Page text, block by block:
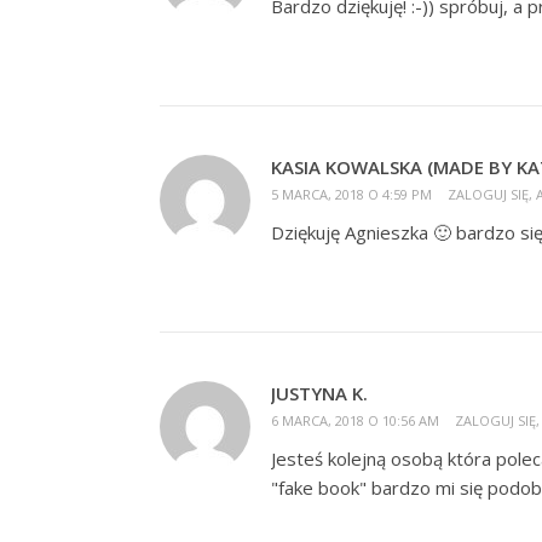
Bardzo dziękuję! :-)) spróbuj, a
KASIA KOWALSKA (MADE BY
5 MARCA, 2018 O 4:59 PM ZALOGUJ SIĘ,
Dziękuję Agnieszka 🙂 bardzo
JUSTYNA K.
6 MARCA, 2018 O 10:56 AM ZALOGUJ
Jesteś kolejną osobą która
"fake book" bardzo mi się